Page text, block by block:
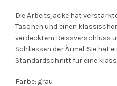
Die Arbeitsjacke hat
Taschen und einen
verdecktem Reissverschluss
Schliessen der Ärmel. Sie hat
Standardschnitt für eine
Farbe: grau